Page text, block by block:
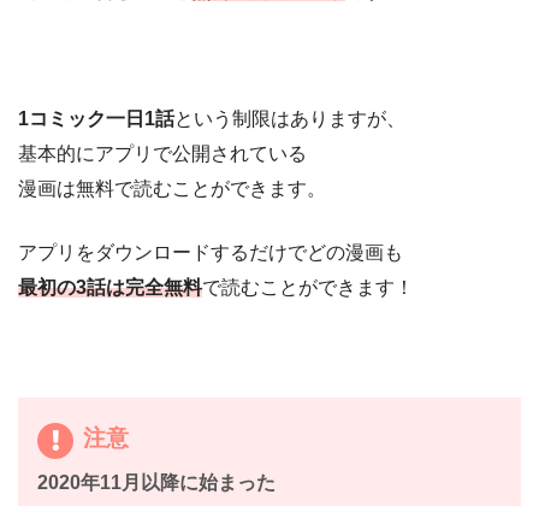
1コミック一日1話という制限はありますが、
基本的にアプリで公開されている
漫画は無料で読むことができます。
アプリをダウンロードするだけでどの漫画も
最初の3話は完全無料で読むことができます！
注意
2020年11月以降に始まった